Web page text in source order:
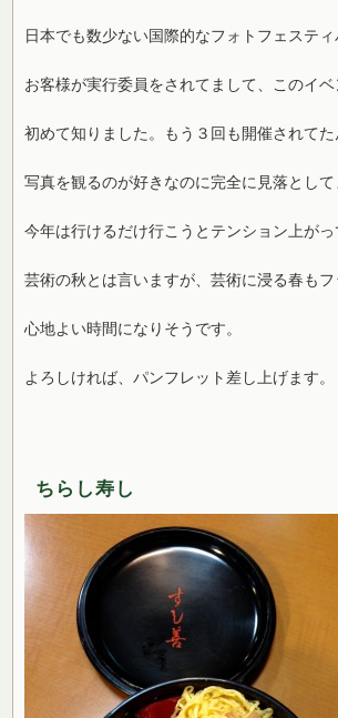
日本でも数少ない国際的なフォトフェスティ
お客様が実行委員をされてまして、このイ
初めて知りました。もう３回も開催されてた
写真を観るのが好きなのに完全に見落として
今年は行けるだけ行こうとテンション上がっ
芸術の秋とは言いますが、芸術に浸る春もフ
心地よい時間になりそうです。
よろしければ、パンフレット差し上げます。
ちらし寿し